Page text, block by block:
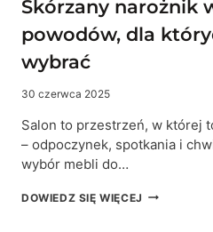
Skórzany narożnik
powodów, dla
wybrać
30 czerwca 2025
Salon to przestrzeń, w której
– odpoczynek, spotkania i
wybór mebli do…
DOWIEDZ SIĘ WIĘCEJ SKÓRZANY